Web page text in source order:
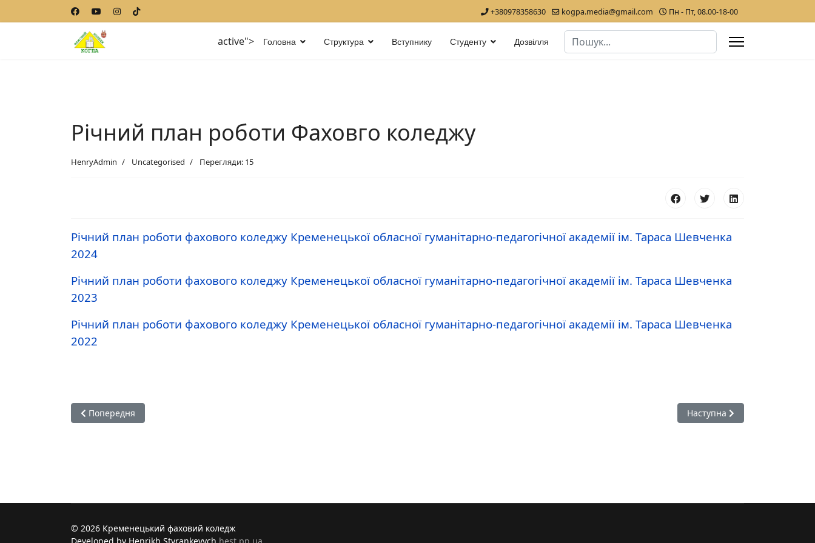
+380978358630 kogpa.media@gmail.com Пн - Пт, 08.00-18-00
active"> Головна Структура Вступнику Студенту Дозвілля
Пошук
Річний план роботи Фаховго коледжу
HenryAdmin Uncategorised Перегляди: 15
Річний план роботи фахового коледжу Кременецької обласної гуманітарно-педагогічної академії ім. Тараса Шевченка
2024
Річний план роботи фахового коледжу Кременецької обласної гуманітарно-педагогічної академії ім. Тараса Шевченка
2023
Річний план роботи фахового коледжу Кременецької обласної гуманітарно-педагогічної академії ім. Тараса Шевченка
2022
Попередня стаття: Річний план роботи Фаховго коледжу
Попередня Наступна стаття: Річний
Наступна
© 2026 Кременецький фаховий коледж